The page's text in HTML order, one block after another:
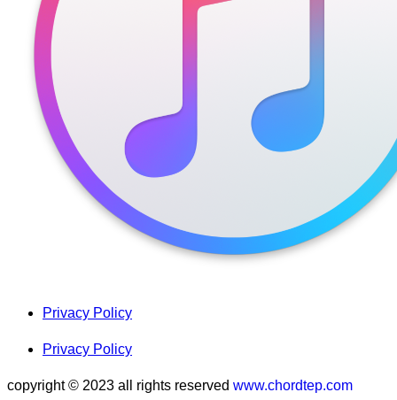
Privacy Policy
Privacy Policy
copyright © 2023 all rights reserved www.chordtep.com